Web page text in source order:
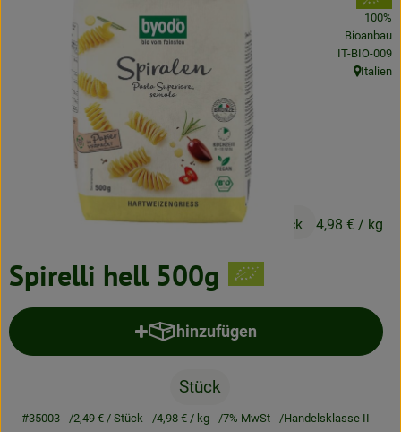
Neues & Angebote
Obst & Gemüse
Frisches
Speisekammer
Getränke
So gehts
Bio-Kochboxen
Spirelli hell 500g
2,49 € / Stück 4,98 € / kg
100%
Bioanbau
,IT-BIO-009
,
Italien
hinzufügen
Produkt zum Warenkorb
Stück
#35003 2,49 €/ Stück 4,98 €/ kg 7% MwSt Handelsklasse II